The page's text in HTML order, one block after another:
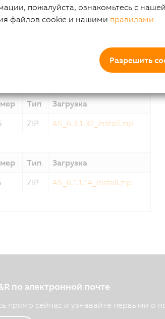
ZIP
AS_6.3.3.14_Install.zip
AS_6.3.2.2_Install.zip
Тип
Загрузка
ZIP
AS_6.3.1.32_Install.zip
Тип
Загрузка
ZIP
AS_6.1.1.14_Install.zip
по электронной почте
прямо сейчас и узнавайте первыми о
пожалуйста, ознакомьтесь с
файлов cookie и нашими правилами
Разрешить